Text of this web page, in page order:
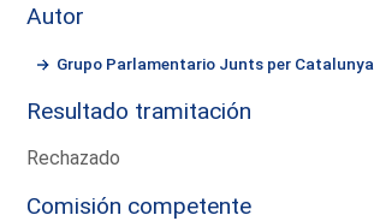
Autor
Grupo Parlamentario Junts per Catalunya
Resultado tramitación
Rechazado
Comisión competente